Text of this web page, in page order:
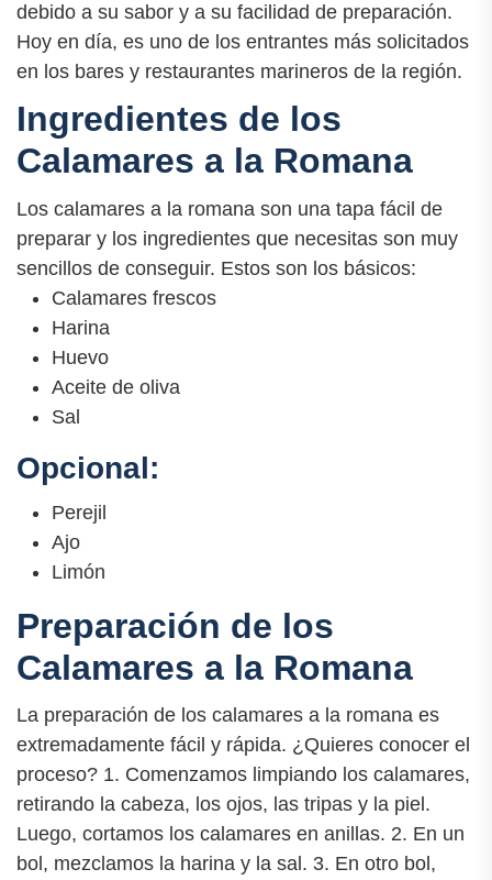
debido a su sabor y a su facilidad de preparación.
Hoy en día, es uno de los entrantes más solicitados
en los bares y restaurantes marineros de la región.
Ingredientes de los
Calamares a la Romana
Los calamares a la romana son una tapa fácil de
preparar y los ingredientes que necesitas son muy
sencillos de conseguir. Estos son los básicos:
Calamares frescos
Harina
Huevo
Aceite de oliva
Sal
Opcional:
Perejil
Ajo
Limón
Preparación de los
Calamares a la Romana
La preparación de los calamares a la romana es
extremadamente fácil y rápida. ¿Quieres conocer el
proceso? 1. Comenzamos limpiando los calamares,
retirando la cabeza, los ojos, las tripas y la piel.
Luego, cortamos los calamares en anillas. 2. En un
bol, mezclamos la harina y la sal. 3. En otro bol,